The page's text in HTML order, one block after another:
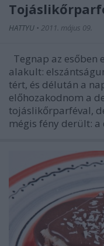
HATTYU • 2011. május 09.
Tegnap az esőben
alakult:
tért, és délután a
előhozakodnom a
tojáslikőrparféval,
mégis fény derült: